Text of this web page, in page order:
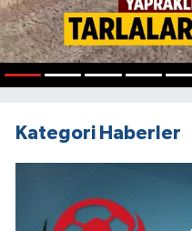
Kategori Haberler